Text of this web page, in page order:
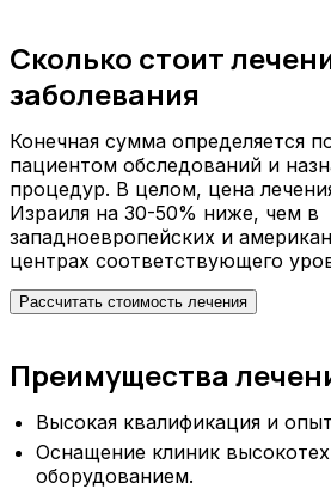
Сколько стоит
заболевания
Конечная сумма определяется
пациентом обследований и
процедур. В целом, цена
Израиля на 30-50% ниже, чем в
западноевропейских и
центрах соответствующего
Рассчитать стоимость лечения
Преимущества
Высокая квалификация и
Оснащение клиник
оборудованием.